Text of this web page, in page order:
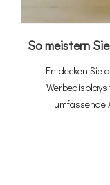
Entdecken Sie
umfassende